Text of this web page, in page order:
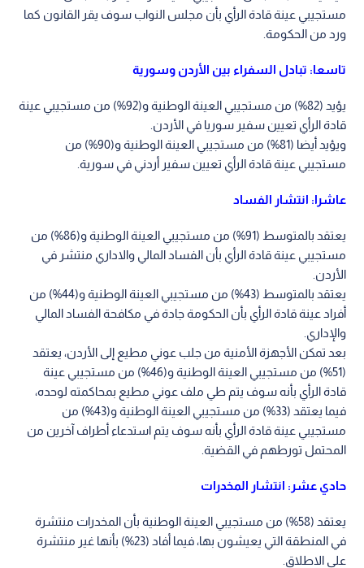
مستجيبي عينة قادة الرأي بأن مجلس النواب سوف يقر القانون كما
ورد من الحكومة.
تاسعا: تبادل السفراء بين الأردن وسورية
يؤيد (82%) من مستجيبي العينة الوطنية و(92%) من مستجيبي عينة
قادة الرأي تعيين سفير سوريا في الأردن.
ويؤيد أيضا (81%) من مستجيبي العينة الوطنية و(90%) من
مستجيبي عينة قادة الرأي تعيين سفير أردني في سورية.
عاشرا: انتشار الفساد
يعتقد بالمتوسط (91%) من مستجيبي العينة الوطنية و(86%) من
مستجيبي عينة قادة الرأي بأن الفساد المالي والاداري منتشر في
الأردن.
يعتقد بالمتوسط (43%) من مستجيبي العينة الوطنية و(44%) من
أفراد عينة قادة الرأي بأن الحكومة جادة في مكافحة الفساد المالي
والإداري.
بعد تمكن الأجهزة الأمنية من جلب عوني مطيع إلى الأردن، يعتقد
(51%) من مستجيبي العينة الوطنية و(46%) من مستجيبي عينة
قادة الرأي بأنه سوف يتم طي ملف عوني مطيع بمحاكمته لوحده،
فيما يعتقد (33%) من مستجيبي العينة الوطنية و(43%) من
مستجيبي عينة قادة الرأي بأنه سوف يتم استدعاء أطراف آخرين من
المحتمل تورطهم في القضية.
حادي عشر: انتشار المخدرات
يعتقد (58%) من مستجيبي العينة الوطنية بأن المخدرات منتشرة
في المنطقة التي يعيشون بها، فيما أفاد (23%) بأنها غير منتشرة
على الاطلاق.